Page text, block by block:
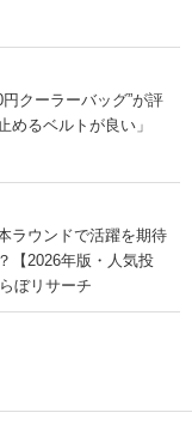
クーラーバッグ”が評
るベルトが良い」
ラウンドで活躍を期待
【2026年版・人気投
ぼリサーチ